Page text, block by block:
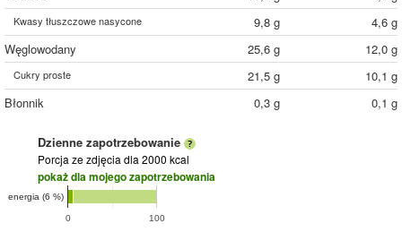
Kwasy tłuszczowe nasycone 9,8 g
4,6 g
Węglowodany
25,6 g 12,0 g
Cukry proste 21,5 g
10,1 g
Błonnik
0,3 g 0,1 g
Dzienne zapotrzebowanie
Porcja ze zdjęcia dla 2000 kcal
pokaż dla mojego zapotrzebowania
0 100
energia (6 %)